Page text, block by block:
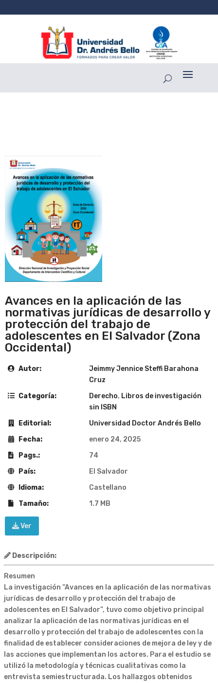
Avances en la aplicación de las
normativas jurídicas de desarrollo y
protección del trabajo de
adolescentes en El Salvador (Zona
Occidental)
Autor:
Jeimmy Jennice Steffi Barahona
Cruz
Categoría:
Derecho, Libros de investigación
sin ISBN
Editorial:
Universidad Doctor Andrés Bello
Fecha:
enero 24, 2025
Pags.:
74
País:
El Salvador
Idioma:
Castellano
Tamaño:
1.7 MB
Ver
Descripción:
Resumen
La investigación “Avances en la aplicación de las normativas
jurídicas de desarrollo y protección del trabajo de
adolescentes en El Salvador”, tuvo como objetivo principal
analizar la aplicación de las normativas jurídicas en el
desarrollo y protección del trabajo de adolescentes con la
finalidad de establecer consideraciones de mejora de ley y de
las acciones que implementan los actores. Para el estudio se
utilizó la metodología y técnicas cualitativas como la
entrevista semiestructurada. Los hallazgos obtenidos